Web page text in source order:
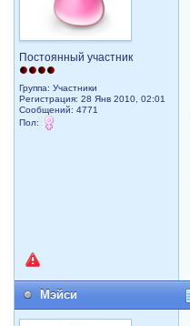
Постоянный участник
Группа: Участники
Регистрация: 28 Янв 2010, 02:01
Сообщений: 4771
Пол:
Мэйси